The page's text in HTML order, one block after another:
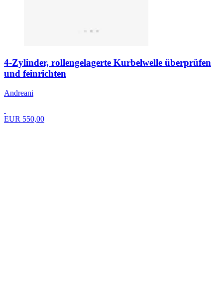
4-Zylinder, rollengelagerte Kurbelwelle überprüfen
und feinrichten
Andreani
EUR 550,00